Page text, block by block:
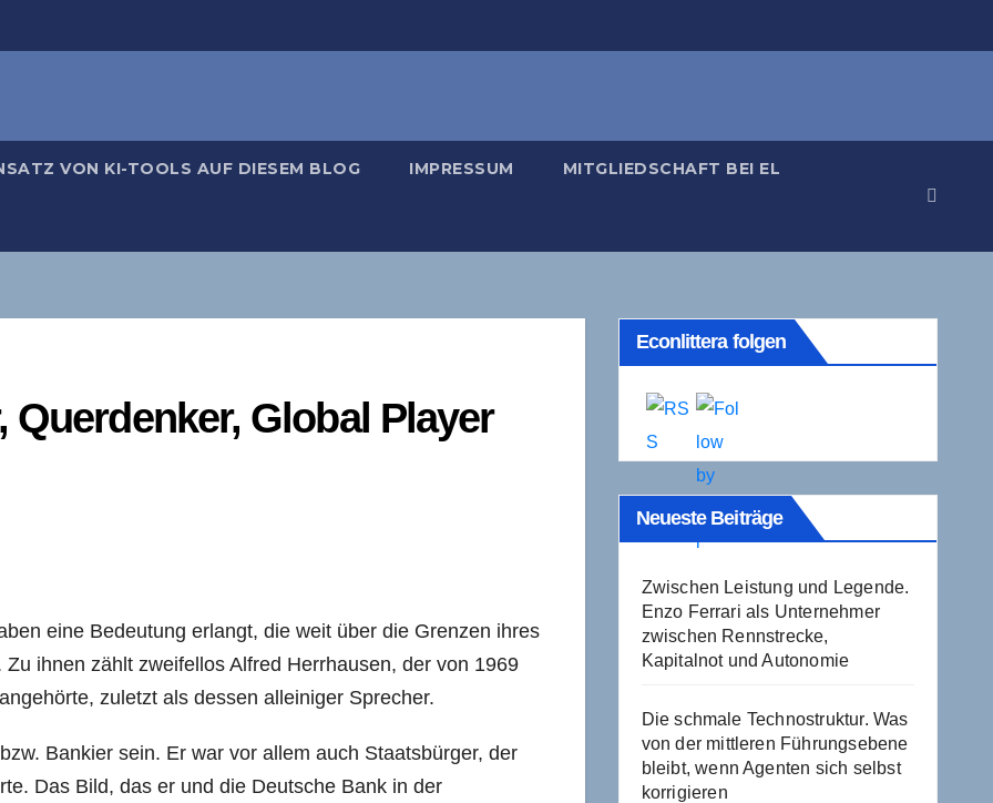
VON KI-TOOLS AUF DIESEM BLOG IMPRESSUM MITGLIEDSCHAFT BEI EL
Querdenker, Global Player
eine Bedeutung erlangt, die weit über die Grenzen ihres
ihnen zählt zweifellos Alfred Herrhausen, der von 1969
zuletzt als dessen alleiniger Sprecher.
Bankier sein. Er war vor allem auch Staatsbürger, der
Das Bild, das er und die Deutsche Bank in der
Econlittera folgen
Neueste Beiträge
Zwischen Leistung und Legende.
Enzo Ferrari als Unternehmer
zwischen Rennstrecke,
Kapitalnot und Autonomie
Die schmale Technostruktur. Was
von der mittleren Führungsebene
bleibt, wenn Agenten sich selbst
korrigieren